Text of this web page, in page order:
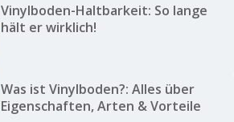
Vinylboden-Haltbarkeit: So lange
hält er wirklich!
Was ist Vinylboden?: Alles über
Eigenschaften, Arten & Vorteile